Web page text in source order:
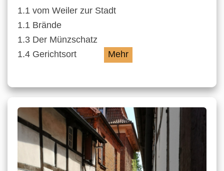
1.1 vom Weiler zur Stadt
1.1 Brände
1.3 Der Münzschatz
1.4 Gerichtsort
Mehr